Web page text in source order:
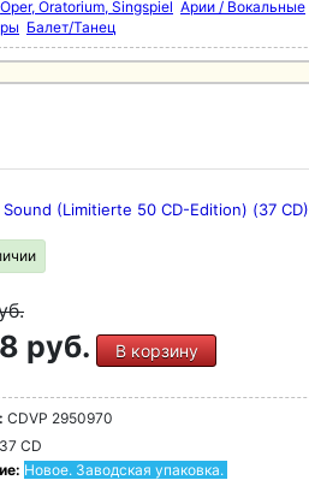
Oper, Oratorium, Singspiel Арии / Вокальные
Балет/Танец
(Limitierte 50 CD-Edition) (37 CD)
руб. В корзину
CDVP 2950970
37 CD
Новое. Заводская упаковка.